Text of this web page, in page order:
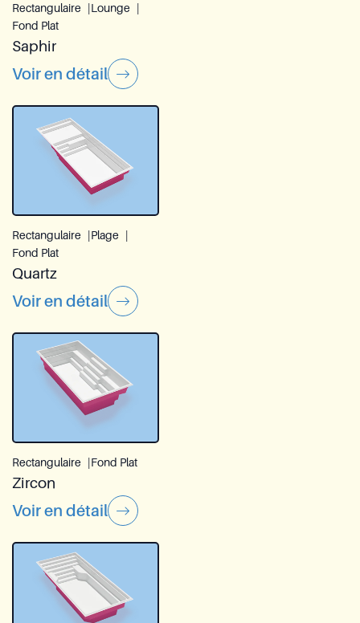
Rectangulaire
Lounge
Fond Plat
Saphir
Voir en détail
Rectangulaire
Plage
Fond Plat
Quartz
Voir en détail
Rectangulaire Fond Plat
Zircon
Voir en détail